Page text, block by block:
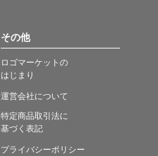
その他
ロゴマーケットの
はじまり
運営会社について
特定商品取引法に
基づく表記
プライバシーポリシー